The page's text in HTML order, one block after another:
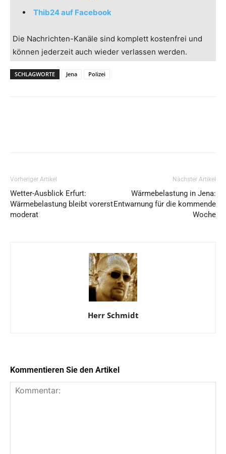
Thib24 auf Facebook
Die Nachrichten-Kanäle sind komplett kostenfrei und
können jederzeit auch wieder verlassen werden.
SCHLAGWORTE Jena Polizei
Vorheriger Artikel
Wetter-Ausblick Erfurt:
Wärmebelastung bleibt vorerst
moderat
Nächster Artikel
Wärmebelastung in Jena:
Entwarnung für die kommende
Woche
Herr Schmidt
Kommentieren Sie den Artikel